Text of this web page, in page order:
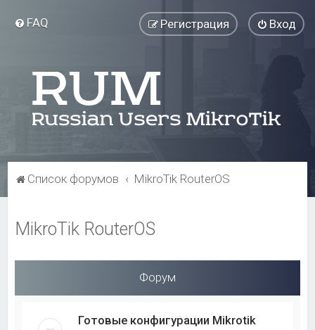
FAQ Вход
Регистрация
Список форумов MikroTik RouterOS
MikroTik RouterOS
Форум
Готовые конфигурации Mikrotik